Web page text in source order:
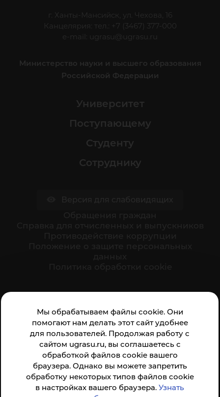
Мы обрабатываем файлы cookie. Они
помогают нам делать этот сайт удобнее
для пользователей. Продолжая работу с
сайтом ugrasu.ru, вы соглашаетесь с
обработкой файлов cookie вашего
браузера. Однако вы можете запретить
обработку некоторых типов файлов cookie
в настройках вашего браузера.Узнать
г. Ханты-Мансийск, ул. Чехова, 16
Канцелярия: тел.: +7 (3467) 377-000
e-mail:
ugrasu@ugrasu.ru
Министерство науки и высшего образования
Российской Федерации
Университет
Поступающему
Студенту
Сотруднику
организации:
Анкета доступна по QR-коду, а так же по прямой
ссылке